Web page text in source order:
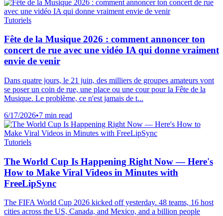
Tutoriels
Fête de la Musique 2026 : comment annoncer ton
concert de rue avec une vidéo IA qui donne vraiment
envie de venir
Dans quatre jours, le 21 juin, des milliers de groupes amateurs vont
se poser un coin de rue, une place ou une cour pour la Fête de la
Musique. Le problème, ce n'est jamais de t...
6/17/2026•7 min read
Tutoriels
The World Cup Is Happening Right Now — Here's
How to Make Viral Videos in Minutes with
FreeLipSync
The FIFA World Cup 2026 kicked off yesterday. 48 teams, 16 host
cities across the US, Canada, and Mexico, and a billion people